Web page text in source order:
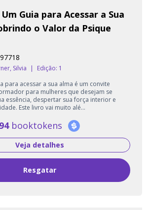
Guia para Acessar a Sua
o Valor da Psique
Silvia |
Edição: 1
para acessar a sua alma é um convite
para mulheres que desejam se
essência, despertar sua força interior e
Este livro vai muito alé...
94 booktokens
Veja detalhes
Resgatar